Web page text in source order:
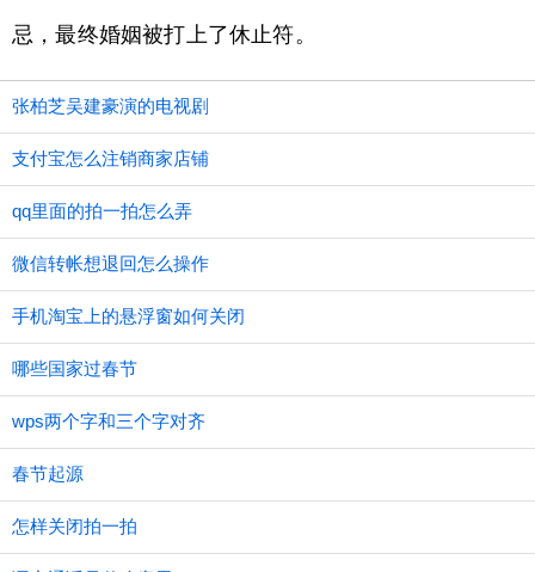
忌，最终婚姻被打上了休止符。
张柏芝吴建豪演的电视剧
支付宝怎么注销商家店铺
qq里面的拍一拍怎么弄
微信转帐想退回怎么操作
手机淘宝上的悬浮窗如何关闭
哪些国家过春节
wps两个字和三个字对齐
春节起源
怎样关闭拍一拍